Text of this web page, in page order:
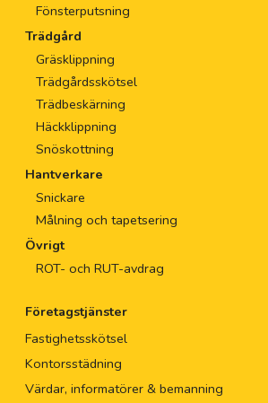
Fönsterputsning
Trädgård
Gräsklippning
Trädgårdsskötsel
Trädbeskärning
Häckklippning
Snöskottning
Hantverkare
Snickare
Målning och tapetsering
Övrigt
ROT- och RUT-avdrag
Företagstjänster
Fastighetsskötsel
Kontorsstädning
Värdar, informatörer & bemanning